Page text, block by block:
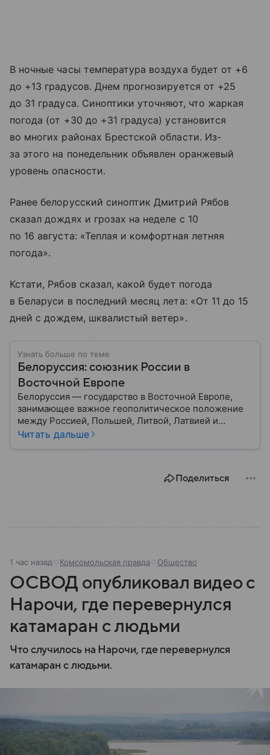
В ночные часы температура воздуха будет от +6
до +13 градусов. Днем прогнозируется от +25
до 31 градуса. Синоптики уточняют, что жаркая
погода (от +30 до +31 градуса) установится
во многих районах Брестской области. Из-
за этого на понедельник объявлен оранжевый
уровень опасности.
Ранее белорусский синоптик Дмитрий Рябов
сказал дождях и грозах на неделе с 10
по 16 августа: «Теплая и комфортная летняя
погода».
Кстати, Рябов сказал, какой будет погода
в Беларуси в последний месяц лета: «От 11 до 15
дней с дождем, шквалистый ветер».
Узнать больше по теме
Белоруссия: союзник России в
Восточной Европе
Белоруссия — государство в Восточной Европе,
занимающее важное геополитическое положение
между Россией, Польшей, Литвой, Латвией и
Украиной. Несмотря на свою небольшую
Читать дальше
Поделиться
1 час назад Комсомольская правда Общество
ОСВОД опубликовал видео с
Нарочи, где перевернулся
катамаран с людьми
Что случилось на Нарочи, где перевернулся
катамаран с людьми.